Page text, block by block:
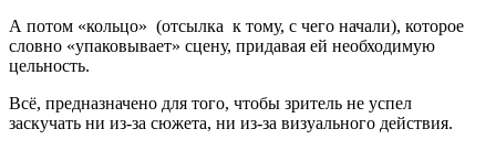
А потом «кольцо» (отсылка к тому, с чего начали), которое
словно «упаковывает» сцену, придавая ей необходимую
цельность.
Всё, предназначено для того, чтобы зритель не успел
заскучать ни из-за сюжета, ни из-за визуального действия.